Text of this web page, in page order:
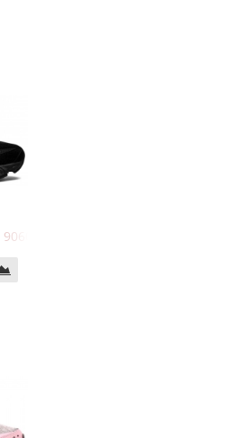
Triple Black